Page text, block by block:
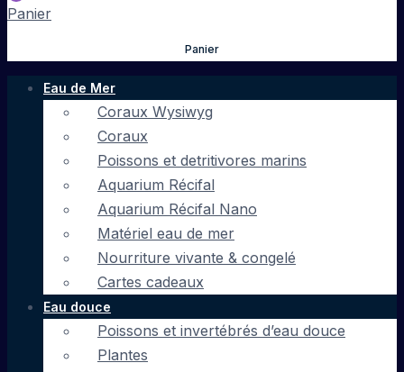
Panier
Panier
Eau de Mer
Coraux Wysiwyg
Coraux
Poissons et detritivores marins
Aquarium Récifal
Aquarium Récifal Nano
Matériel eau de mer
Nourriture vivante & congelé
Cartes cadeaux
Eau douce
Poissons et invertébrés d’eau douce
Plantes